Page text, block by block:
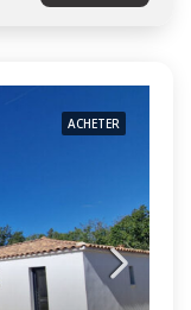
ACHETER